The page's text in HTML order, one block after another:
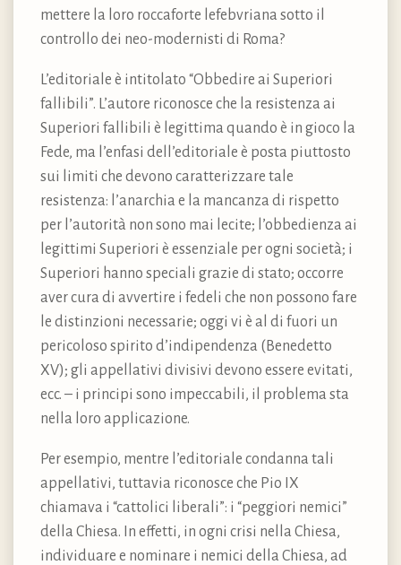
mettere la loro roccaforte lefebvriana sotto il
controllo dei neo-modernisti di Roma?
L’editoriale è intitolato “Obbedire ai Superiori
fallibili”. L’autore riconosce che la resistenza ai
Superiori fallibili è legittima quando è in gioco la
Fede, ma l’enfasi dell’editoriale è posta piuttosto
sui limiti che devono caratterizzare tale
resistenza: l’anarchia e la mancanza di rispetto
per l’autorità non sono mai lecite; l’obbedienza ai
legittimi Superiori è essenziale per ogni società; i
Superiori hanno speciali grazie di stato; occorre
aver cura di avvertire i fedeli che non possono fare
le distinzioni necessarie; oggi vi è al di fuori un
pericoloso spirito d’indipendenza (Benedetto
XV); gli appellativi divisivi devono essere evitati,
ecc. – i principi sono impeccabili, il problema sta
nella loro applicazione.
Per esempio, mentre l’editoriale condanna tali
appellativi, tuttavia riconosce che Pio IX
chiamava i “cattolici liberali”: i “peggiori nemici”
della Chiesa. In effetti, in ogni crisi nella Chiesa,
individuare e nominare i nemici della Chiesa, ad